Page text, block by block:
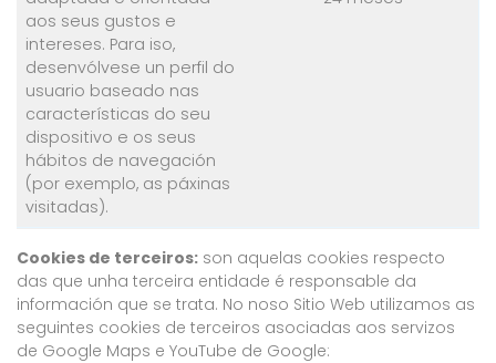
aos seus gustos e
intereses. Para iso,
desenvólvese un perfil do
usuario baseado nas
características do seu
dispositivo e os seus
hábitos de navegación
(por exemplo, as páxinas
visitadas).
Cookies de terceiros: son aquelas cookies respecto
das que unha terceira entidade é responsable da
información que se trata. No noso Sitio Web utilizamos as
seguintes cookies de terceiros asociadas aos servizos
de Google Maps e YouTube de Google: